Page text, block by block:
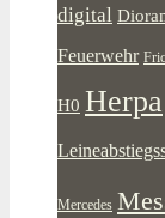
digital
Feuerwehr
H0 Herpa
Mercedes